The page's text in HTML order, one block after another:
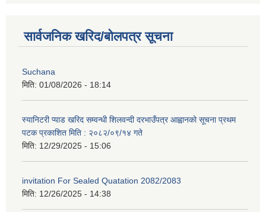
सार्वजनिक खरिद/बोलपत्र सूचना
Suchana
मिति: 01/08/2026 - 18:14
स्यानिटरी प्याड खरिद सम्वन्धी शिलवन्दी दरभाउँपत्र आह्वानको सूचना प्रथम
पटक प्रकाशित मिति : २०८२/०९/१४ गते
मिति: 12/29/2025 - 15:06
invitation For Sealed Quatation 2082/2083
मिति: 12/26/2025 - 14:38